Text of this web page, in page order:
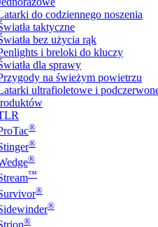
do codziennego noszenia
taktyczne
bez użycia rąk
i breloki do kluczy
dla sprawy
na świeżym powietrzu
ultrafioletowe i
®
®
®
™
®
®
®